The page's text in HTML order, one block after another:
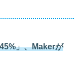
」、Makerが